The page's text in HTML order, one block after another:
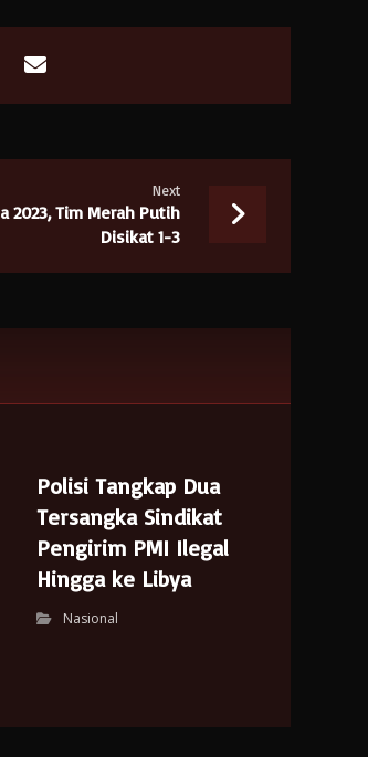
Next
2023, Tim Merah Putih
Disikat 1-3
Polisi Tangkap Dua
Tersangka Sindikat
Pengirim PMI Ilegal
Hingga ke Libya
Nasional